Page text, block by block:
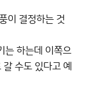
이 결정하는 것
는 하는데 이쪽으
수도 있다고 예